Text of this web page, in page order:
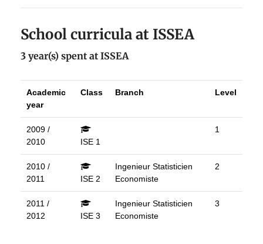
School curricula at ISSEA
3 year(s) spent at ISSEA
Academic
year
Class Branch Level
2009 /
2010
ISE 1
1
2010 /
2011
ISE 2
Ingenieur Statisticien
Economiste
2
2011 /
2012
ISE 3
Ingenieur Statisticien
Economiste
3